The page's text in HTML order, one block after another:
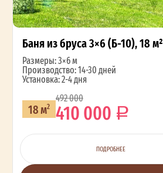
Баня из бруса 3×6 (Б-10), 18 м²
Размеры: 3×6 м
Производство: 14-30 дней
Установка: 2-4 дня
18 м2
492 000
410 000
ПОДРОБНЕЕ